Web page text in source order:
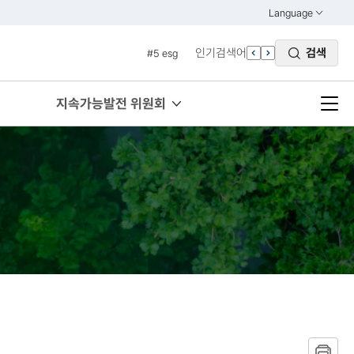
Language
열기
ENGLISH
#5 esg
#7 un
#1 경제
#2 환경
인기검색어 검색
지속가능발전 위원회